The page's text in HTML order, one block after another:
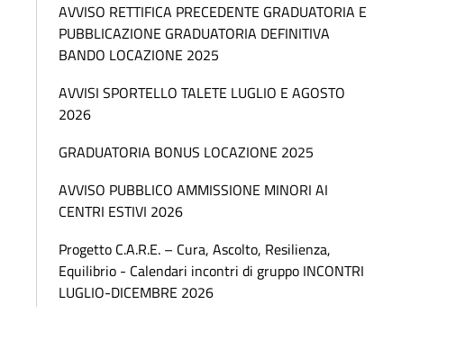
AVVISO RETTIFICA PRECEDENTE GRADUATORIA E
PUBBLICAZIONE GRADUATORIA DEFINITIVA
BANDO LOCAZIONE 2025
AVVISI SPORTELLO TALETE LUGLIO E AGOSTO
2026
GRADUATORIA BONUS LOCAZIONE 2025
AVVISO PUBBLICO AMMISSIONE MINORI AI
CENTRI ESTIVI 2026
Progetto C.A.R.E. – Cura, Ascolto, Resilienza,
Equilibrio - Calendari incontri di gruppo INCONTRI
LUGLIO-DICEMBRE 2026